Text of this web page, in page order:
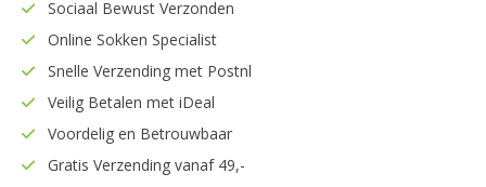
Sociaal Bewust Verzonden
Online Sokken Specialist
Snelle Verzending met Postnl
Veilig Betalen met iDeal
Voordelig en Betrouwbaar
Gratis Verzending vanaf 49,-